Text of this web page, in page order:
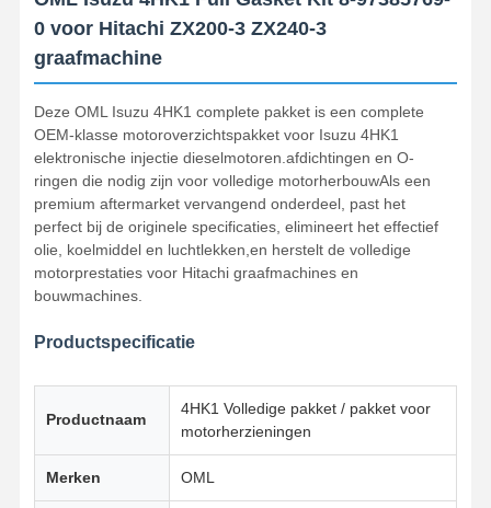
0 voor Hitachi ZX200-3 ZX240-3
graafmachine
Deze OML Isuzu 4HK1 complete pakket is een complete
OEM-klasse motoroverzichtspakket voor Isuzu 4HK1
elektronische injectie dieselmotoren.afdichtingen en O-
ringen die nodig zijn voor volledige motorherbouwAls een
premium aftermarket vervangend onderdeel, past het
perfect bij de originele specificaties, elimineert het effectief
olie, koelmiddel en luchtlekken,en herstelt de volledige
motorprestaties voor Hitachi graafmachines en
bouwmachines.
Productspecificatie
Productnaam
4HK1 Volledige pakket / pakket voor
motorherzieningen
Merken OML